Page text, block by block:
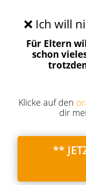
❌ Ich will
Für Eltern
schon
Klicke auf den
dir
**